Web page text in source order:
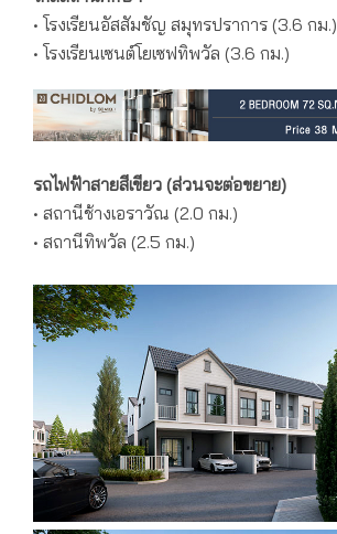
• โรงเรียนอัสสัมชัญ สมุทรปราการ (3.6 กม.)
• โรงเรียนเซนต์โยเซฟทิพวัล (3.6 กม.)
รถไฟฟ้าสายสีเขียว (ส่วนจะต่อขยาย)
• สถานีช้างเอราวัณ (2.0 กม.)
• สถานีทิพวัล (2.5 กม.)